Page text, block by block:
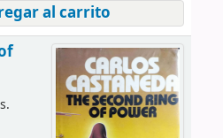
al carrito